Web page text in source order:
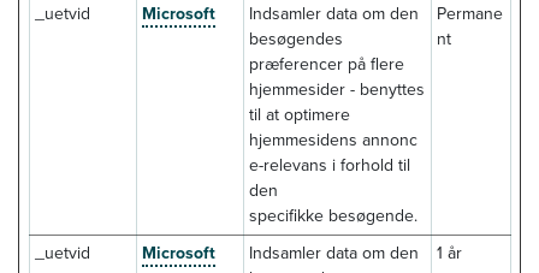
_uetvid Microsoft
Indsamler data om den
besøgendes
præferencer på flere
hjemmesider - benyttes
til at optimere
hjemmesidens annonc
e-relevans i forhold til
den
specifikke besøgende.
Permane
nt
_uetvid Microsoft
Indsamler data om den
1 år